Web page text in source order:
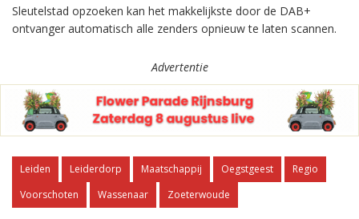
Sleutelstad opzoeken kan het makkelijkste door de DAB+
ontvanger automatisch alle zenders opnieuw te laten scannen.
Advertentie
Leiden Leiderdorp Maatschappij Oegstgeest
Regio
Voorschoten
Wassenaar Zoeterwoude